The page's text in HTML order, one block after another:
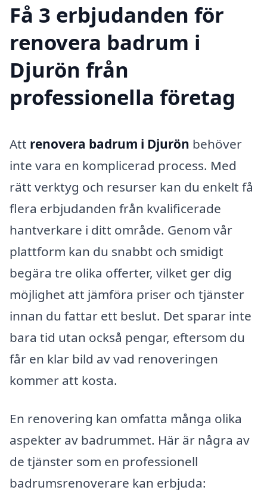
Få 3 erbjudanden för
renovera badrum i
Djurön från
professionella företag
Att renovera badrum i Djurön behöver
inte vara en komplicerad process. Med
rätt verktyg och resurser kan du enkelt få
flera erbjudanden från kvalificerade
hantverkare i ditt område. Genom vår
plattform kan du snabbt och smidigt
begära tre olika offerter, vilket ger dig
möjlighet att jämföra priser och tjänster
innan du fattar ett beslut. Det sparar inte
bara tid utan också pengar, eftersom du
får en klar bild av vad renoveringen
kommer att kosta.
En renovering kan omfatta många olika
aspekter av badrummet. Här är några av
de tjänster som en professionell
badrumsrenoverare kan erbjuda: